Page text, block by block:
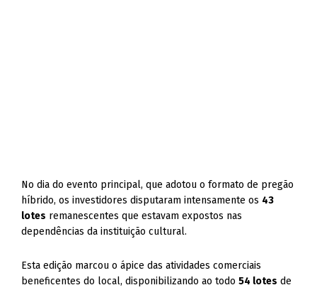
No dia do evento principal, que adotou o formato de pregão
híbrido, os investidores disputaram intensamente os 43
lotes remanescentes que estavam expostos nas
dependências da instituição cultural.
Esta edição marcou o ápice das atividades comerciais
beneficentes do local, disponibilizando ao todo54 lotes de